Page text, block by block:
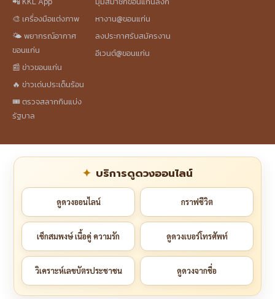
🎨 เครื่องมือแต่งภาพ
🌤️ พยากรณ์อากาศ
ขอนแก่น
📰 ข่าวขอนแก่น
🔥 ข่าวเด่นประเด็นร้อน
🎟️ ตรวจสลากกินแบ่ง
รัฐบาล
หางาน@ขอนแก่น
ลงประกาศรับสมัครงาน
อีเวนต์@ขอนแก่น
บริการดูดวงออนไลน์
ดูดวงออนไลน์ กราฟชีวิต
เช็กสมพงษ์ เนื้อคู่ ความรัก ดูดวงเบอร์โทรศัพท์
วิเคราะห์เลขบัตรประชาชน ดูดวงจากชื่อ